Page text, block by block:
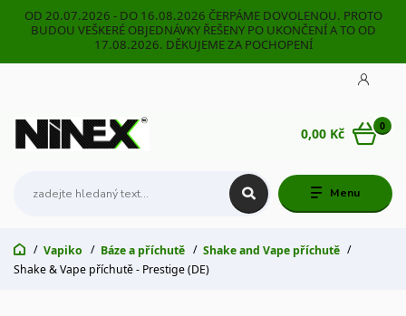
OD 20.07.2026 - DO 16.08.2026 ČERPÁME DOVOLENOU. PROTO
BUDOU VEŠKERÉ OBJEDNÁVKY ŘEŠENY PO UKONČENÍ A TO OD
17.08.2026. DĚKUJEME ZA POCHOPENÍ
Menu
0
0,00 Kč
Vapiko Báze a příchutě
Shake and Vape příchutě
Shake & Vape příchutě - Prestige (DE)